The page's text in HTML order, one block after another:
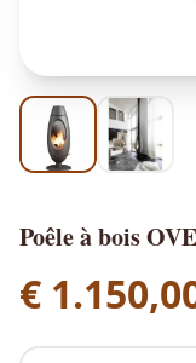
Poêle à bois
€